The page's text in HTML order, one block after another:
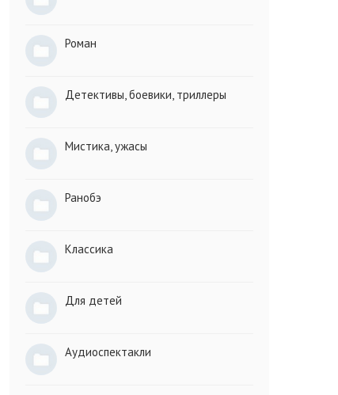
Роман
Детективы, боевики, триллеры
Мистика, ужасы
Ранобэ
Классика
Для детей
Аудиоспектакли